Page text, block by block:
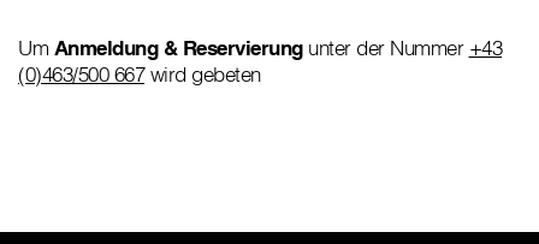
Um Anmeldung & Reservierungunter der Nummer +43
(0)463/500 667wird gebeten